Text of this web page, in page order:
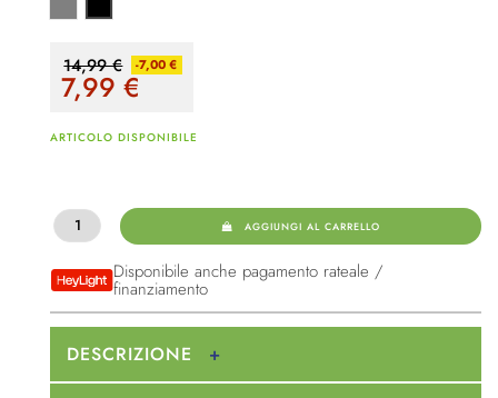
14,99 € -7,00 €
7,99 €
ARTICOLO DISPONIBILE
AGGIUNGI AL CARRELLO
Disponibile anche pagamento rateale /
finanziamento
DESCRIZIONE